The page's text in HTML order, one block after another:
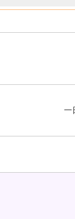
が来ない夜は、ジジ
だけ、夕ご飯食べた
で煮詰めていきま...
一